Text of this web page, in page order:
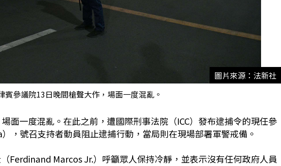
圖片來源：法新社
賓參議院13日晚間槍聲大作，場面一度混亂。
面一度混亂。在此之前，遭國際刑事法院（ICC）發布逮捕令的現任參
，號召支持者動員阻止逮捕行動，當局則在現場部署軍警戒備。
Ferdinand Marcos Jr.）呼籲眾人保持冷靜，並表示沒有任何政府人員